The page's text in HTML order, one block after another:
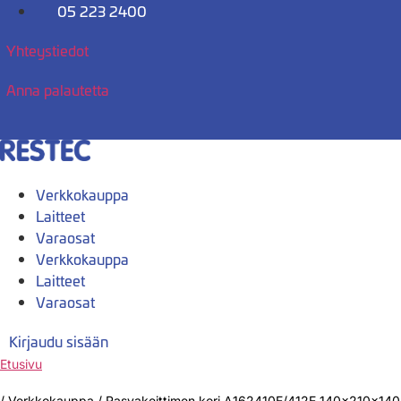
Mene
05 223 2400
Yhteystiedot
Anna palautetta
Verkkokauppa
Laitteet
Varaosat
Verkkokauppa
Laitteet
Varaosat
Kirjaudu sisään
Etusivu